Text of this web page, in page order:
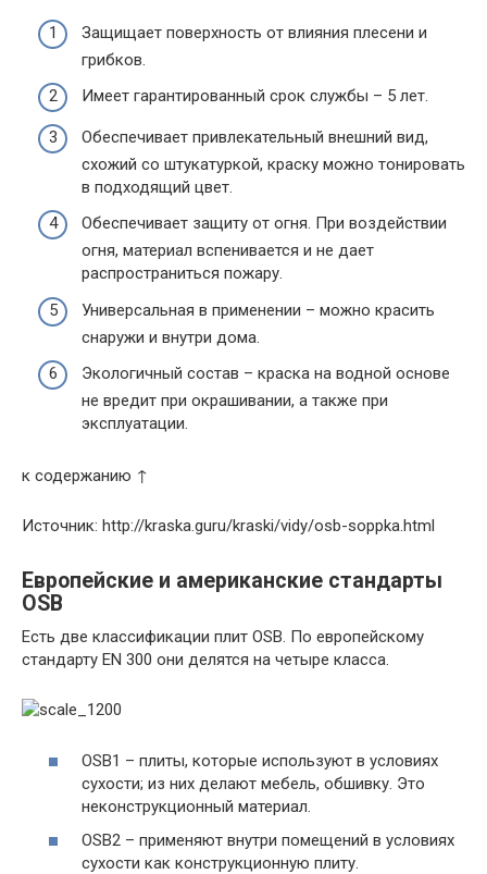
Защищает поверхность от влияния плесени и
грибков.
Имеет гарантированный срок службы – 5 лет.
Обеспечивает привлекательный внешний вид,
схожий со штукатуркой, краску можно тонировать
в подходящий цвет.
Обеспечивает защиту от огня. При воздействии
огня, материал вспенивается и не дает
распространиться пожару.
Универсальная в применении – можно красить
снаружи и внутри дома.
Экологичный состав – краска на водной основе
не вредит при окрашивании, а также при
эксплуатации.
к содержанию ↑
Источник: http://kraska.guru/kraski/vidy/osb-soppka.html
Европейские и американские стандарты
OSB
Есть две классификации плит OSB. По европейскому
стандарту EN 300 они делятся на четыре класса.
OSB1 – плиты, которые используют в условиях
сухости; из них делают мебель, обшивку. Это
неконструкционный материал.
OSB2 – применяют внутри помещений в условиях
сухости как конструкционную плиту.